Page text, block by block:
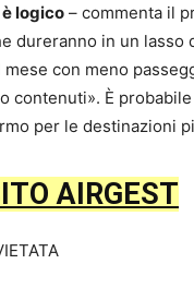
logico – commenta il
dureranno in un lasso
con meno
contenuti». È
per le destinazioni
AIRGEST